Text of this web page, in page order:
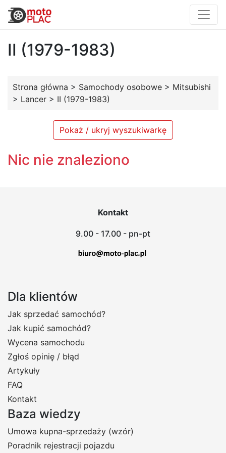
II (1979-1983)
Strona główna > Samochody osobowe > Mitsubishi
> Lancer > II (1979-1983)
Pokaż / ukryj wyszukiwarkę
Nic nie znaleziono
Kontakt
9.00 - 17.00 - pn-pt
Dla klientów
Jak sprzedać samochód?
Jak kupić samochód?
Wycena samochodu
Zgłoś opinię / błąd
Artykuły
FAQ
Kontakt
Baza wiedzy
Umowa kupna-sprzedaży (wzór)
Poradnik rejestracji pojazdu